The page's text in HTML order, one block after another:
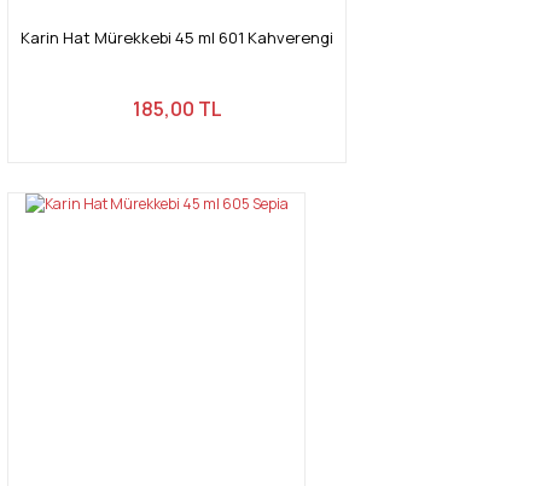
Karin Hat Mürekkebi 45 ml 601 Kahverengi
185,00 TL